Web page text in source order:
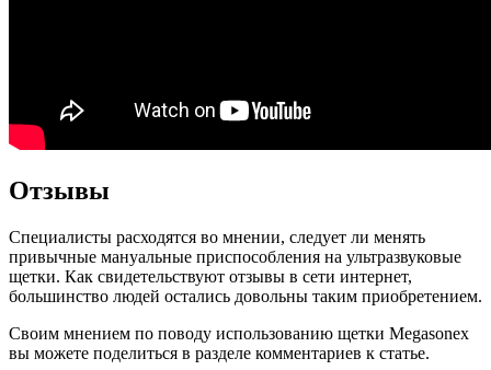
Отзывы
Специалисты расходятся во мнении, следует ли менять
привычные мануальные приспособления на ультразвуковые
щетки. Как свидетельствуют отзывы в сети интернет,
большинство людей остались довольны таким приобретением.
Своим мнением по поводу использованию щетки Megasonex
вы можете поделиться в разделе комментариев к статье.